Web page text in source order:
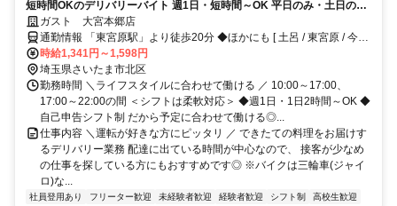
短時間OKのデリバリーバイト 週1日・短時間～OK 平日のみ・土日のみ
も歓迎◎交通費やお得な食事補助、グループ全店で使える割引券など待
遇も充実
ガスト 大宮本郷店
通勤情報 「東宮原駅」より徒歩20分 ◆ほかにも [ 土呂 / 東宮原 / 今羽
/ 上尾 ] からも車で4～32分程度!!※自転車 / 車 / バイク通勤OK
時給1,341円～1,598円
埼玉県さいたま市北区
勤務時間 ＼ライフスタイルに合わせて働ける ／ 10:00～17:00、
17:00～22:00の間 ＜シフトは柔軟対応＞ ◆週1日・1日2時間～OK ◆
自己申告シフト制 だから予定に合わせて働ける◎...
仕事内容 ＼運転が好きな方にピッタリ ／ できたての料理をお届けす
るデリバリー業務 配達に出ている時間が中心なので、 接客が少なめ
の仕事を探している方にもおすすめです◎ ※バイクは三輪車(ジャイ
ロ)な...
社員登用あり フリーター歓迎 未経験者歓迎 経験者歓迎 シフト制 高校生歓迎